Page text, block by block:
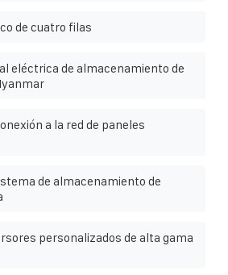
de cuatro filas
eléctrica de almacenamiento de
a la red de paneles
de almacenamiento de
personalizados de alta gama